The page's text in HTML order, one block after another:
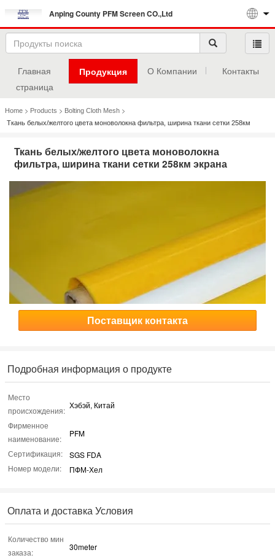
Anping County PFM Screen CO.,Ltd
Главная
страница
Продукция О Компании Контакты
Home > Products > Bolting Cloth Mesh >
Ткань белых/желтого цвета моноволокна фильтра, ширина ткани сетки 258км
Ткань белых/желтого цвета моноволокна
фильтра, ширина ткани сетки 258км экрана
Поставщик контакта
Подробная информация о продукте
Место
происхождения:
Хэбэй, Китай
Фирменное
наименование:
PFM
Сертификация:
SGS FDA
Номер модели:
ПФМ-Хел
Оплата и доставка Условия
Количество мин
заказа:
30meter